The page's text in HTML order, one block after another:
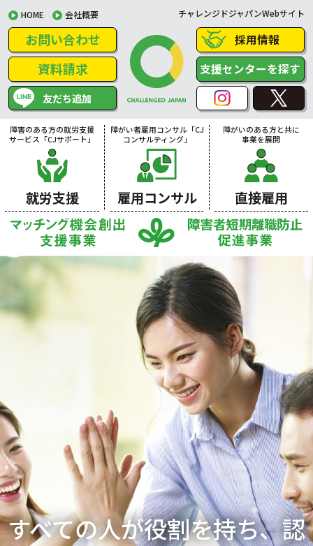
HOME 会社概要 チャレンジドジャパンWebサイト
お問い合わせ
資料請求
友だち追加
採用情報
支援センターを探す
障害のある方の就労支援
サービス「CJサポート」
就労支援
障がい者雇用コンサル「CJ
コンサルティング」
雇用コンサル
障がいのある方と共に
事業を展開
直接雇用
すべての人が役割を持ち、認